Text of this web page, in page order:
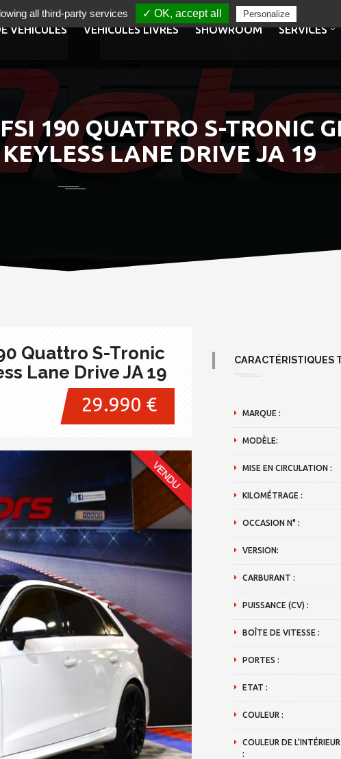
VÉHICULES VÉHICULES LIVRÉS SHOWROOM SERVICES
190 QUATTRO S-TRONIC
KEYLESS LANE DRIVE JA 19
Quattro S-Tronic
Lane Drive JA 19
29.990 €
CARACTÉRISTIQUES
MARQUE :
MODÈLE:
MISE EN CIRCULATION :
KILOMÉTRAGE :
OCCASION N° :
VERSION:
CARBURANT :
PUISSANCE (CV) :
BOÎTE DE VITESSE :
PORTES :
ETAT :
COULEUR :
COULEUR DE L'INTÉRIEUR
:
all third-party services ✓ OK, accept all Personalize